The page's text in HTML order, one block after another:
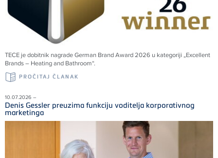
TECE je dobitnik nagrade German Brand Award 2026 u kategoriji „Excellent
Brands – Heating and Bathroom“.
PROČITAJ ČLANAK
10.07.2026 –
Denis Gessler preuzima funkciju voditelja korporativnog
marketinga